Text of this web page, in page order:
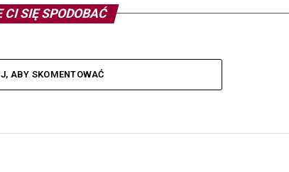
CI SIĘ SPODOBAĆ
ABY SKOMENTOWAĆ